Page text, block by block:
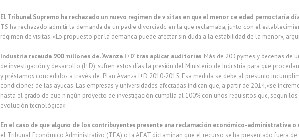
El Tribunal Supremo ha rechazado un nuevo régimen de visitas en que el menor de edad pernoctaría
TS ha rechazado admitir la demanda de un padre divorciado en la que reclamaba, junto con el
régimen de visitas. «Lo propuesto por la demanda puede afectar sin duda a la estabilidad de la menor»,
Industria recauda 900 millones del ‘Avanza I+D’ tras aplicar auditorías. Más de 200 pymes y decenas de
de investigación y desarrollo (I+D), sufren estos días la presión del Ministerio de Industria para que
y préstamos concedidos a través del Plan Avanza I+D 2010-2015. Esa medida se debe al presunto
condiciones de las ayudas. Las empresas y universidades afectadas indican que, a partir de 2014, «se
hasta el grado de que ningún proyecto de investigación cumplía al 100% con unos requisitos que, según
evolución tecnológica».
En el caso de que alguno de los contribuyentes presente una reclamación económico-administrativa o
el Tribunal Económico Administrativo (TEA) o la AEAT dictaminan que el recurso se ha presentado fuera